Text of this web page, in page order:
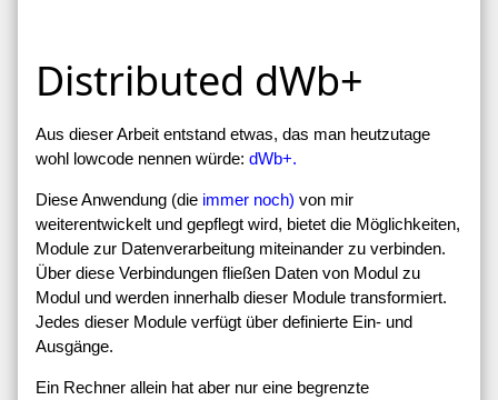
Distributed dWb+
Aus dieser Arbeit entstand etwas, das man heutzutage
wohl lowcode nennen würde: dWb+.
Diese Anwendung (die immer noch) von mir
weiterentwickelt und gepflegt wird, bietet die Möglichkeiten,
Module zur Datenverarbeitung miteinander zu verbinden.
Über diese Verbindungen fließen Daten von Modul zu
Modul und werden innerhalb dieser Module transformiert.
Jedes dieser Module verfügt über definierte Ein- und
Ausgänge.
Ein Rechner allein hat aber nur eine begrenzte